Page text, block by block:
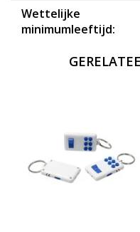
Wettelijke
minimumleeftijd: